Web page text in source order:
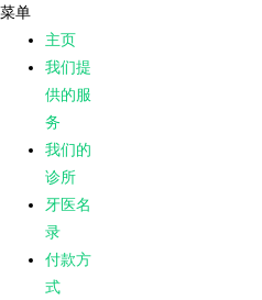
新闻
&
Blog
顾客
评论
主页
我们提
菜单
主页
我们提
供的服
务
我们的
诊所
牙医名
录
付款方
式